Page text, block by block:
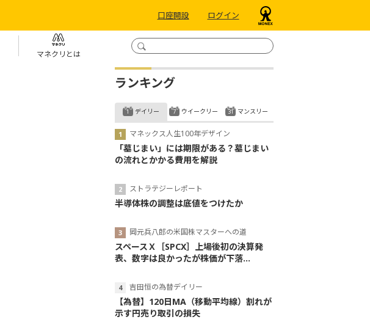
口座開設 ログイン
マネクリとは
ランキング
デイリー
マネックス人生100年デザイン
「墓じまい」には期限がある？墓じまい
の流れとかかる費用を解説
ストラテジーレポート
半導体株の調整は底値をつけたか
岡元兵八郎の米国株マスターへの道
スペースＸ［SPCX］上場後初の決算発
表、数字は良かったが株価が下落...
吉田恒の為替デイリー
【為替】120日MA（移動平均線）割れが
示す円売り取引の損失
ウイークリー マンスリー